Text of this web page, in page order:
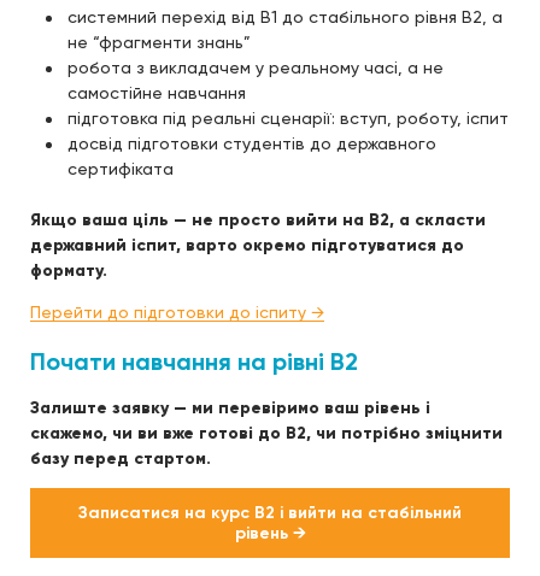
системний перехід від B1 до стабільного рівня B2, а
не “фрагменти знань”
робота з викладачем у реальному часі, а не
самостійне навчання
підготовка під реальні сценарії: вступ, роботу, іспит
досвід підготовки студентів до державного
сертифіката
Якщо ваша ціль — не просто вийти на B2, а скласти
державний іспит, варто окремо підготуватися до
формату.
Перейти до підготовки до іспиту →
Почати навчання на рівні B2
Залиште заявку — ми перевіримо ваш рівень і
скажемо, чи ви вже готові до B2, чи потрібно зміцнити
базу перед стартом.
Записатися на курс B2 і вийти на стабільний
рівень →